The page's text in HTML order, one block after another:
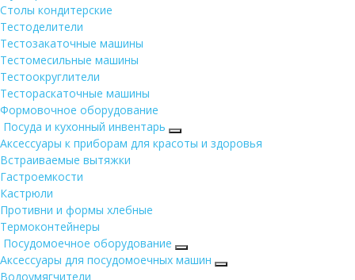
Столы кондитерские
Тестоделители
Тестозакаточные машины
Тестомесильные машины
Тестоокруглители
Тестораскаточные машины
Формовочное оборудование
Посуда и кухонный инвентарь
Аксессуары к приборам для красоты и здоровья
Встраиваемые вытяжки
Гастроемкости
Кастрюли
Противни и формы хлебные
Термоконтейнеры
Посудомоечное оборудование
Аксессуары для посудомоечных машин
Водоумягчители